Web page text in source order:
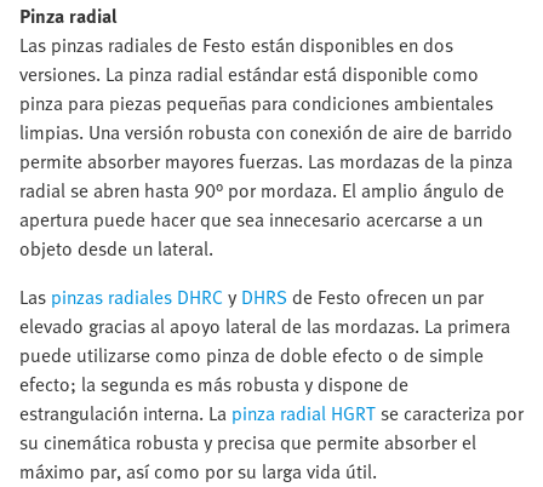
Pinza radial
Las pinzas radiales de Festo están disponibles en dos
versiones. La pinza radial estándar está disponible como
pinza para piezas pequeñas para condiciones ambientales
limpias. Una versión robusta con conexión de aire de barrido
permite absorber mayores fuerzas. Las mordazas de la pinza
radial se abren hasta 90° por mordaza. El amplio ángulo de
apertura puede hacer que sea innecesario acercarse a un
objeto desde un lateral.
Las pinzas radiales DHRC y DHRS de Festo ofrecen un par
elevado gracias al apoyo lateral de las mordazas. La primera
puede utilizarse como pinza de doble efecto o de simple
efecto; la segunda es más robusta y dispone de
estrangulación interna. La pinza radial HGRT se caracteriza por
su cinemática robusta y precisa que permite absorber el
máximo par, así como por su larga vida útil.